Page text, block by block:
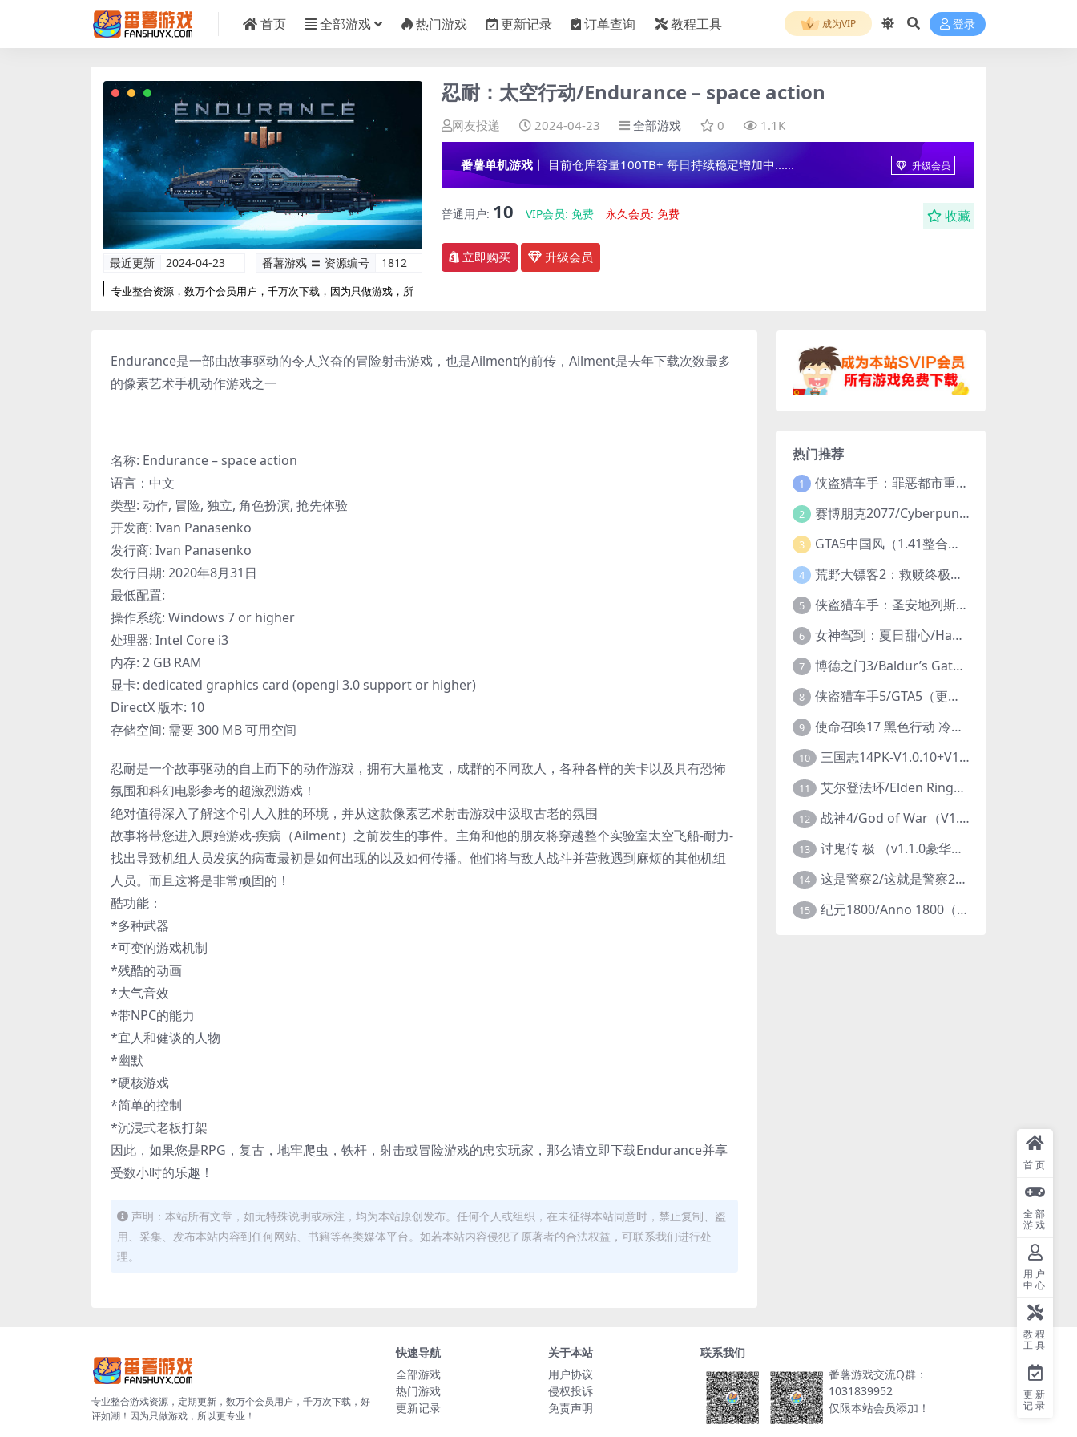
首页 全部游戏 热门游戏 更新记录 订单查询 教程工具 成为VIP 登录
最近更新 2024-04-23 番薯游戏 〓 资源编号 1812
专业整合资源，数万个会员用户，千万次下载，因为只做游戏，所
忍耐：太空行动/Endurance – space action
网友投递 2024-04-23 全部游戏 0 1.1K
番薯单机游戏 丨 目前仓库容量100TB+ 每日持续稳定增加中...... 升级会员
普通用户: 10 VIP会员:免费 永久会员:免费 收藏
立即购买 升级会员
Endurance是一部由故事驱动的令人兴奋的冒险射击游戏，也是Ailment的前传，Ailment是去年下载次数最多
的像素艺术手机动作游戏之一
名称: Endurance – space action
语言：中文
类型: 动作, 冒险, 独立, 角色扮演, 抢先体验
开发商: Ivan Panasenko
发行商: Ivan Panasenko
发行日期: 2020年8月31日
最低配置:
操作系统: Windows 7 or higher
处理器: Intel Core i3
内存: 2 GB RAM
显卡: dedicated graphics card (opengl 3.0 support or higher)
DirectX 版本: 10
存储空间: 需要 300 MB 可用空间
忍耐是一个故事驱动的自上而下的动作游戏，拥有大量枪支，成群的不同敌人，各种各样的关卡以及具有恐怖
氛围和科幻电影参考的超激烈游戏！
绝对值得深入了解这个引人入胜的环境，并从这款像素艺术射击游戏中汲取古老的氛围
故事将带您进入原始游戏-疾病（Ailment）之前发生的事件。主角和他的朋友将穿越整个实验室太空飞船-耐力-
找出导致机组人员发疯的病毒最初是如何出现的以及如何传播。他们将与敌人战斗并营救遇到麻烦的其他机组
人员。而且这将是非常顽固的！
酷功能：
*多种武器
*可变的游戏机制
*残酷的动画
*大气音效
*带NPC的能力
*宜人和健谈的人物
*幽默
*硬核游戏
*简单的控制
*沉浸式老板打架
因此，如果您是RPG，复古，地牢爬虫，铁杆，射击或冒险游戏的忠实玩家，那么请立即下载Endurance并享
受数小时的乐趣！
声明：本站所有文章，如无特殊说明或标注，均为本站原创发布。任何个人或组织，在未征得本站同意时，禁止复制、盗
用、采集、发布本站内容到任何网站、书籍等各类媒体平台。如若本站内容侵犯了原著者的合法权益，可联系我们进行处
理。
热门推荐
1 侠盗猎车手：罪恶都市重制版/Grand Theft Auto: Vice City – The Definitive Edition
2 赛博朋克2077/Cyberpunk 2077（更新v2.20全DLC）
3 GTA5中国风（1.41整合版1300辆真车+183位美女与英雄+200%存档）
4 荒野大镖客2：救赎终极版/大表哥2/Red Dead Redemption 2: Ultimate Edition（更新v1491.50终极版）
5 侠盗猎车手：圣安地列斯重制版/Grand Theft Auto: San Andreas – The Definitive Edition（更新v1.113.49697469）
6 女神驾到：夏日甜心/Happy Together（模拟器版-升级豪华终极珍藏版+全DLC）
7 博德之门3/Baldur’s Gate 3（更新v4.1.1.7209685）
8 侠盗猎车手5/GTA5（更新v1.70纯净版-内置修改器+通关存档）
9 使命召唤17 黑色行动 冷战V1.34 全DLC 官方中文版COD17
10 三国志14PK-V1.0.10+V1.0.25-威力加强豪华版（武将面容套装-全DLC+季票+特典+中文语音+编辑修改器）
11 艾尔登法环/Elden Ring（更新v1.14 ）
12 战神4/God of War（V1.0.13-斗战狂神-奎爷的裁决+全DLC）
13 讨鬼传 极 （v1.1.0豪华版）
14 这是警察2/这就是警察2/This is Police
15 纪元1800/Anno 1800（豪华版全DLCv9.2.972600）
专业整合游戏资源，定期更新，数万个会员用户，千万次下载，好
评如潮！因为只做游戏，所以更专业！
快速导航
全部游戏
热门游戏
更新记录
关于本站
用户协议
侵权投诉
免责声明
联系我们
番薯游戏交流Q群：
1031839952
仅限本站会员添加！
首页
全部
游戏
用户
中心
教程
工具
更新
记录